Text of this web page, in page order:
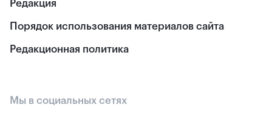
Редакция
Порядок использования материалов сайта
Редакционная политика
Мы в социальных сетях